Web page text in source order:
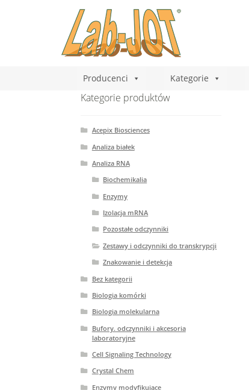
Producenci Kategorie
Kategorie produktów
Acepix Biosciences
Analiza białek
Analiza RNA
Biochemikalia
Enzymy
Izolacja mRNA
Pozostałe odczynniki
Zestawy i odczynniki do transkrypcji
Znakowanie i detekcja
Bez kategorii
Biologia komórki
Biologia molekularna
Bufory. odczynniki i akcesoria
laboratoryjne
Cell Signaling Technology
Crystal Chem
Enzymy modyfikujące